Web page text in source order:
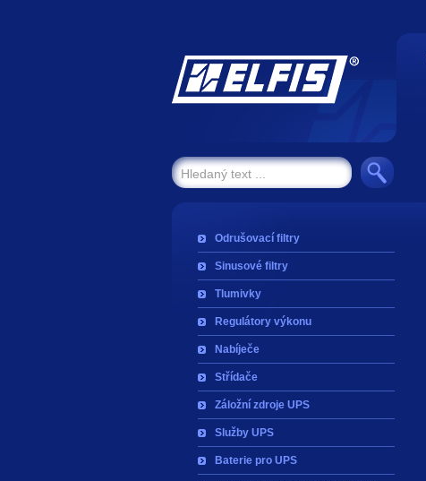
Odrušovací filtry
Sinusové filtry
Tlumivky
Regulátory výkonu
Nabíječe
Střídače
Záložní zdroje UPS
Služby UPS
Baterie pro UPS